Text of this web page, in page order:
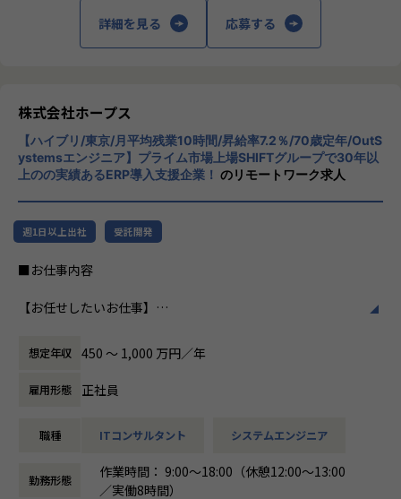
ホープスではそういったソリューションやツールの導入・
開発を積極的に推進しております。
・「世界基準で通用するエンジニアスキルを身に着け
・「日本でもっと浸透させ、よりよい未来を創る」
こういった想いをもったメンバーがたくさんいます！
このような環境下で一緒に成長していきたいと思っていた
だける方からのご応募をお待ちしております！
＜ホープスBLOGもご覧ください＞
プロジェクトの具体例やホープスの社風が分かる記事を掲載
しております！
HOPES blog：https://blog.hopes-ise.co.jp/
now%e5%b0%8e%e5%85%a5%e3%83%97%e3%83%a
ef%bc%9a%e3%81%8a%e5%ae%a2%e6%a7%98%e
5%96%84%e3%83%bb%e5%8a%b9%e7%8e%87%e
【会社概要】
「バックオフィスDX」「Make work fun！」をモットー
に、バックオフィス業務とそこに関わる人たちの働き方を変
・Udemyを会社負担で活用、資格取得奨励制度など、従業員
のスキルアップも応援！
・入社月から有休5日付与
【募集背景】
売上過去最高記録を更新している当社では、今まさに第二次
創業期として
準大手から中堅規模の企業に特化して、プライム案件やERP
年間120%成長を続けており成長の過渡期にある中で、
募集しております。
＜ホープスBLOG＞
しております！
是非ご覧ください！
HOPES blog：https://blog.hopes-ise.co.jp/
「DX推進の最前線：お客様の社内DX推進って実際何をやっ
https://blog.hopes-ise.co.jp/%e3%80%90%e3%83%9
チ開発やコンサルティングまで幅広いサービ
スを提供しています。クラウドERPやローコ
ード開発を柱とし、業務効率化やDX推進、経
CloudやOracle ERP Cloudなどを活用し、企
業の業務プロセスを最適化し、経営管理の強
化を図っています1。
社風/文化
ホープスは、若手社員が活躍できる環境で、
社内の風通しが良く、活気に満ちた雰囲気が
特徴です。多様性を重視し、様々な国籍や背
ホープスでは、リモートワーク活用があり平
く、プロジェクトに応じて柔軟な働き方がで
ています。
詳細を見る 応募する
株式会社ホープス
【ハイブリ/東京/月平均残業10時間/昇給率7.2％/70歳定年/OutS
ystemsエンジニア】プライム市場上場SHIFTグループで30年以
上のの実績あるERP導入支援企業！ のリモートワーク求人
週1日以上出社 受託開発
■お仕事内容
【お任せしたいお仕事】
て、システムの導入・開発を行うポジションです。
要件定義から開発・導入フェーズまで、まずはこれまでのご
経験に近しい領域をご担当いただきます。
またキャリアビジョンに合わせて、下流から上流工程にステ
境なので、スキルの幅を広げることも可能です！
想定年収 450 〜 1,000 万円／年
雇用形態 正社員
職種 ITコンサルタント システムエンジニア
勤務形態
作業時間： 9:00～18:00（休憩12:00～13:00
／実働8時間）